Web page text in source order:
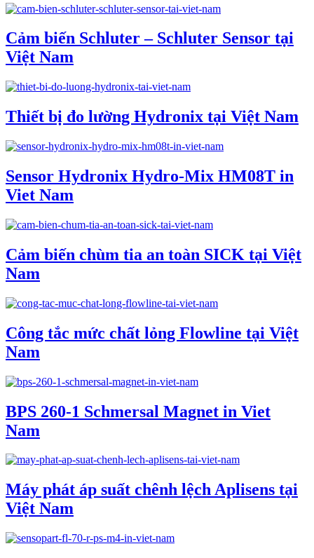
Cảm biến Schluter – Schluter Sensor tại
Việt Nam
Thiết bị đo lường Hydronix tại Việt Nam
Sensor Hydronix Hydro-Mix HM08T in
Viet Nam
Cảm biến chùm tia an toàn SICK tại Việt
Nam
Công tắc mức chất lỏng Flowline tại Việt
Nam
BPS 260-1 Schmersal Magnet in Viet
Nam
Máy phát áp suất chênh lệch Aplisens tại
Việt Nam